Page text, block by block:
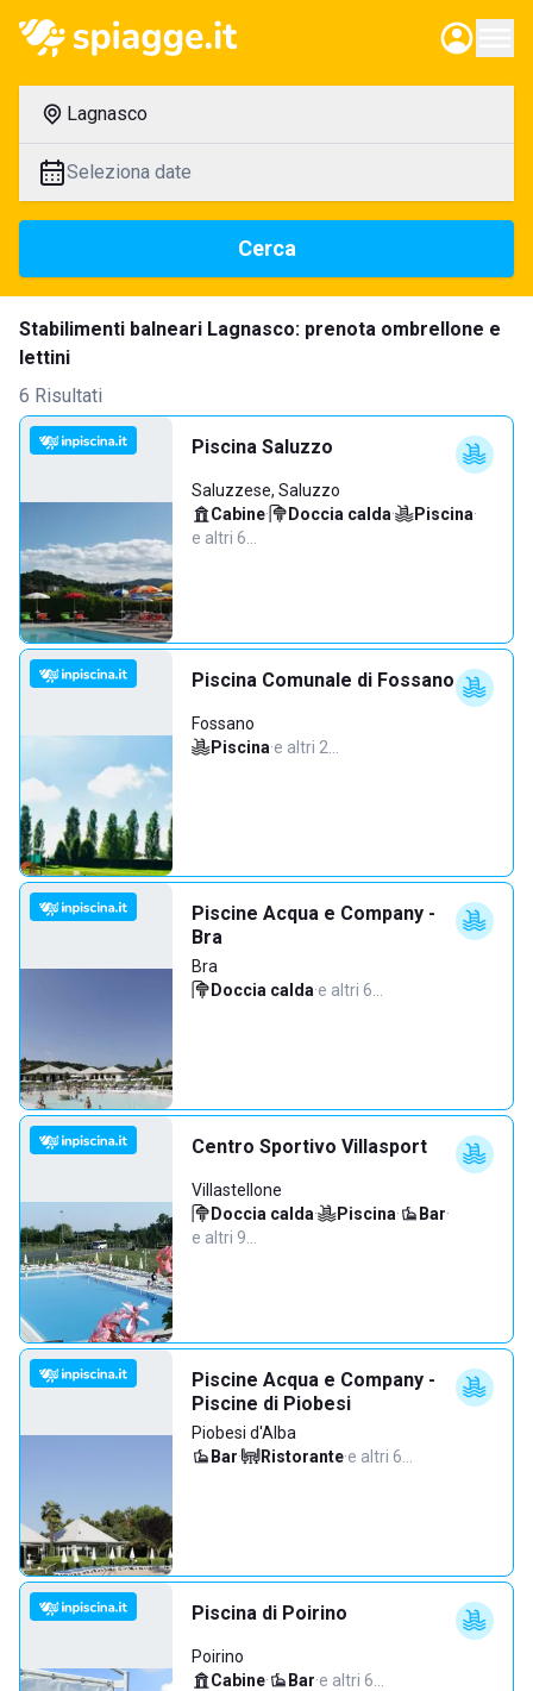
Lagnasco
Seleziona date
Cerca
Stabilimenti balneari Lagnasco: prenota ombrellone e
lettini
6 Risultati
Piscina Saluzzo
Saluzzese, Saluzzo
Cabine· Doccia calda· Piscina·
e altri 6…
Piscina Comunale di Fossano
Fossano
Piscina·e altri 2…
Piscine Acqua e Company -
Bra
Bra
Doccia calda·e altri 6…
Centro Sportivo Villasport
Villastellone
Doccia calda· Piscina· Bar·
e altri 9…
Piscine Acqua e Company -
Piscine di Piobesi
Piobesi d'Alba
Bar· Ristorante·e altri 6…
Piscina di Poirino
Poirino
Cabine· Bar·e altri 6…